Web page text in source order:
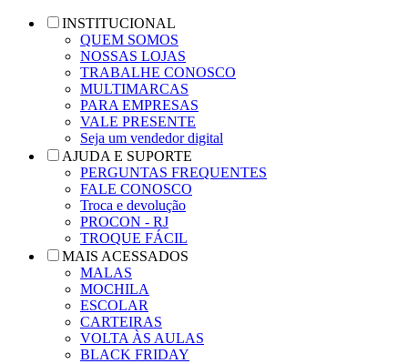
INSTITUCIONAL
QUEM SOMOS
NOSSAS LOJAS
TRABALHE CONOSCO
MULTIMARCAS
PARA EMPRESAS
VALE PRESENTE
Seja um vendedor digital
AJUDA E SUPORTE
PERGUNTAS FREQUENTES
FALE CONOSCO
Troca e devolução
PROCON - RJ
TROQUE FÁCIL
MAIS ACESSADOS
MALAS
MOCHILA
ESCOLAR
CARTEIRAS
VOLTA ÀS AULAS
BLACK FRIDAY